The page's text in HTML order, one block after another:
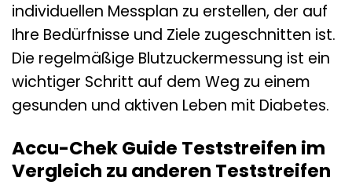
individuellen Messplan zu erstellen, der auf
Ihre Bedürfnisse und Ziele zugeschnitten ist.
Die regelmäßige Blutzuckermessung ist ein
wichtiger Schritt auf dem Weg zu einem
gesunden und aktiven Leben mit Diabetes.
Accu-Chek Guide Teststreifen im
Vergleich zu anderen Teststreifen